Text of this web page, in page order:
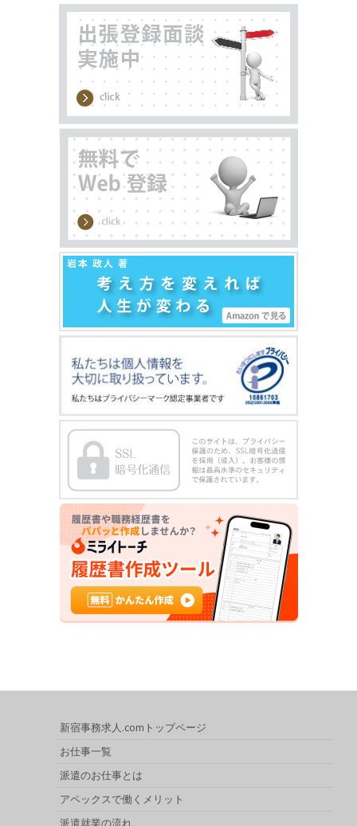
新宿事務求人.comトップページ
お仕事一覧
派遣のお仕事とは
アペックスで働くメリット
派遣就業の流れ